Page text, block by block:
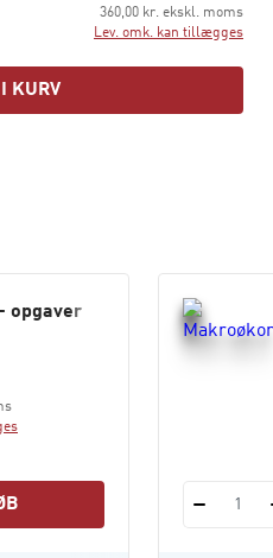
om den digitale
Makroøkonomi –
360,00 kr. ekskl. moms
Lev. omk. kan tillægges
KURV
opgaver
1